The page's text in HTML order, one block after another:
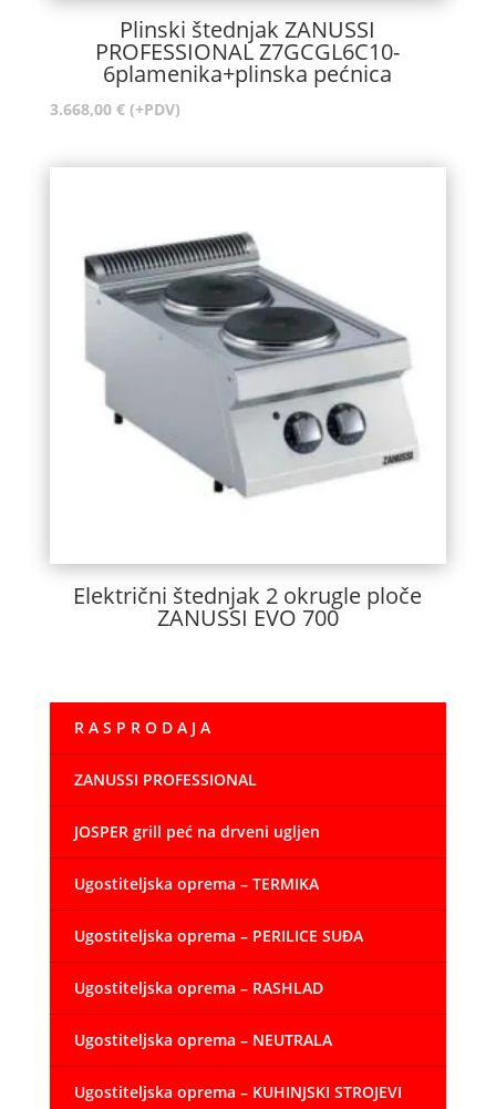
Plinski štednjak ZANUSSI
PROFESSIONAL Z7GCGL6C10-
6plamenika+plinska pećnica
3.668,00 € (+PDV)
Električni štednjak 2 okrugle ploče
ZANUSSI EVO 700
R A S P R O D A J A
ZANUSSI PROFESSIONAL
JOSPER grill peć na drveni ugljen
Ugostiteljska oprema – TERMIKA
Ugostiteljska oprema – PERILICE SUĐA
Ugostiteljska oprema – RASHLAD
Ugostiteljska oprema – NEUTRALA
Ugostiteljska oprema – KUHINJSKI STROJEVI